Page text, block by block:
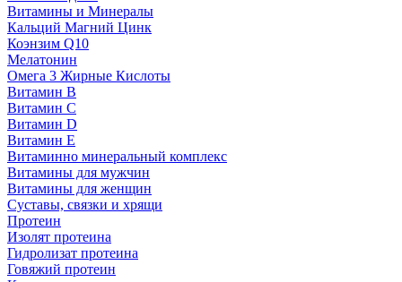
Витамины и Минералы
Кальций Магний Цинк
Коэнзим Q10
Мелатонин
Омега 3 Жирные Кислоты
Витамин B
Витамин C
Витамин D
Витамин E
Витаминно минеральный комплекс
Витамины для мужчин
Витамины для женщин
Суставы, связки и хрящи
Протеин
Изолят протеина
Гидролизат протеина
Говяжий протеин